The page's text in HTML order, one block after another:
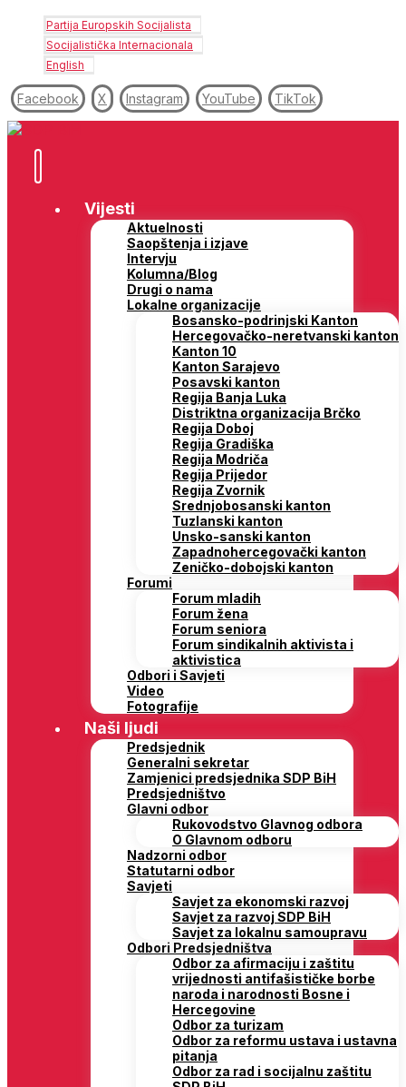
Partija Europskih Socijalista
Socijalistička Internacionala
English
Facebook X Instagram YouTube TikTok
Vijesti
Aktuelnosti
Saopštenja i izjave
Intervju
Kolumna/Blog
Drugi o nama
Lokalne organizacije
Bosansko-podrinjski Kanton
Hercegovačko-neretvanski kanton
Kanton 10
Kanton Sarajevo
Posavski kanton
Regija Banja Luka
Distriktna organizacija Brčko
Regija Doboj
Regija Gradiška
Regija Modriča
Regija Prijedor
Regija Zvornik
Srednjobosanski kanton
Tuzlanski kanton
Unsko-sanski kanton
Zapadnohercegovački kanton
Zeničko-dobojski kanton
Forumi
Forum mladih
Forum žena
Forum seniora
Forum sindikalnih aktivista i
aktivistica
Odbori i Savjeti
Video
Fotografije
Naši ljudi
Predsjednik
Generalni sekretar
Zamjenici predsjednika SDP BiH
Predsjedništvo
Glavni odbor
Rukovodstvo Glavnog odbora
O Glavnom odboru
Nadzorni odbor
Statutarni odbor
Savjeti
Savjet za ekonomski razvoj
Savjet za razvoj SDP BiH
Savjet za lokalnu samoupravu
Odbori Predsjedništva
Odbor za afirmaciju i zaštitu
vrijednosti antifašističke borbe
naroda i narodnosti Bosne i
Hercegovine
Odbor za turizam
Odbor za reformu ustava i ustavna
pitanja
Odbor za rad i socijalnu zaštitu